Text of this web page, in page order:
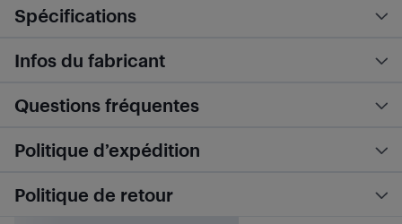
Spécifications
Infos du fabricant
Questions fréquentes
Politique d’expédition
Politique de retour